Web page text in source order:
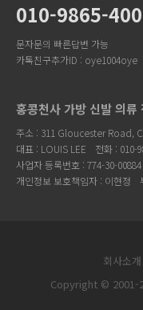
010-9865-
문자문의 빠른답변 가능
카톡친구추가ID : oye1004oye
홍콩천사 가방 신발 의류
주소 : 311 Gloucester Road,
대표 : LOUIS LEE
전화 : 010-
사업자 등록번호 : 774-30-00884
개인정보 보호책임자 : 이현정
회사소개
Copyright © 2001-